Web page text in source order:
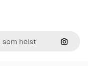
Søg